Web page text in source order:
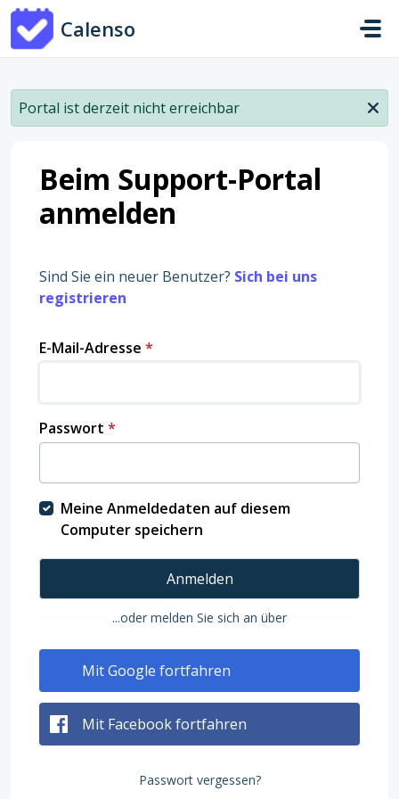
Zum hauptsächlichen Inhalt gehen
Calenso
Portal ist derzeit nicht erreichbar
Beim Support-Portal
anmelden
Sind Sie ein neuer Benutzer? Sich bei uns
registrieren
E-Mail-Adresse *
Passwort *
Meine Anmeldedaten auf diesem
Computer speichern
Anmelden
...oder melden Sie sich an über
Mit Google fortfahren
Mit Facebook fortfahren
Passwort vergessen?